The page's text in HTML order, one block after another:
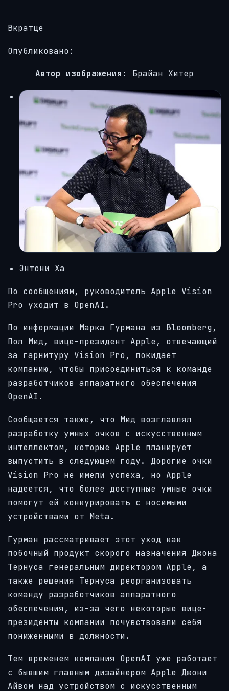
Вкратце
Опубликовано:
Автор изображения: Брайан Хитер
Энтони Ха
По сообщениям, руководитель Apple Vision
Pro уходит в OpenAI.
По информации Марка Гурмана из Bloomberg,
Пол Мид, вице-президент Apple, отвечающий
за гарнитуру Vision Pro, покидает
компанию, чтобы присоединиться к команде
разработчиков аппаратного обеспечения
OpenAI.
Сообщается также, что Мид возглавлял
разработку умных очков с искусственным
интеллектом, которые Apple планирует
выпустить в следующем году. Дорогие очки
Vision Pro не имели успеха, но Apple
надеется, что более доступные умные очки
помогут ей конкурировать с носимыми
устройствами от Meta.
Гурман рассматривает этот уход как
побочный продукт скорого назначения Джона
Тернуса генеральным директором Apple, а
также решения Тернуса реорганизовать
команду разработчиков аппаратного
обеспечения, из-за чего некоторые вице-
президенты компании почувствовали себя
пониженными в должности.
Тем временем компания OpenAI уже работает
с бывшим главным дизайнером Apple Джони
Айвом над устройством с искусственным